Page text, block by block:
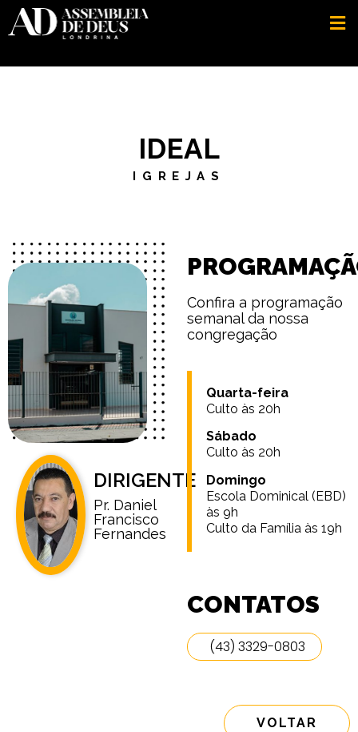
IDEAL
IGREJAS
DIRIGENTE
Pr. Daniel
Francisco
Fernandes
Confira a programação
semanal da nossa
congregação
Quarta-feira
Culto às 20h
Sábado
Culto às 20h
Domingo
Escola Dominical (EBD)
às 9h
Culto da Família às 19h
CONTATOS
(43) 3329-0803
VOLTAR